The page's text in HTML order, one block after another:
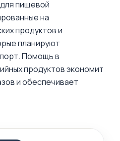
пищевой
на
продуктов и
планируют
Помощь в
продуктов экономит
и обеспечивает